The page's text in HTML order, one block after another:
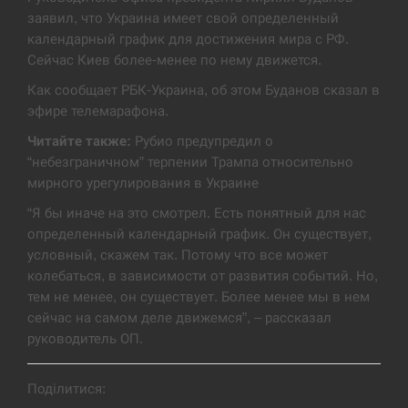
Экс-послу в США Стефанишиной вручили новое
подозрение и избирают меру…
СЕРПЕНЬ
14:40
Reuters
СЕРПЕНЬ
14:23
Поставки ракет для ПВО сократились втрое,
хотя у партнеров они…
СЕРПЕНЬ
14:10
У Румунії затоплять чотири баржі для
збільшення потоку води до…
СЕРПЕНЬ
заявил, что Украина имеет свой определенный
календарный график для достижения мира с РФ.
Сейчас Киев более-менее по нему движется.
Как сообщает РБК-Украина, об этом Буданов сказал в
эфире телемарафона.
Читайте также: Рубио предупредил о
“небезграничном” терпении Трампа относительно
мирного урегулирования в Украине
“Я бы иначе на это смотрел. Есть понятный для нас
определенный календарный график. Он существует,
условный, скажем так. Потому что все может
колебаться, в зависимости от развития событий. Но,
тем не менее, он существует. Более менее мы в нем
сейчас на самом деле движемся”, – рассказал
руководитель ОП.
Поділитися: